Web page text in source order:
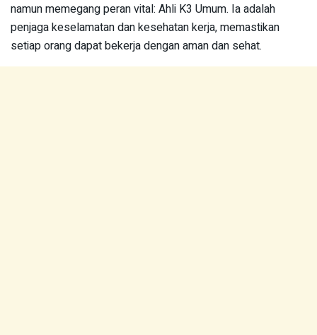
namun memegang peran vital: Ahli K3 Umum. Ia adalah
penjaga keselamatan dan kesehatan kerja, memastikan
setiap orang dapat bekerja dengan aman dan sehat.